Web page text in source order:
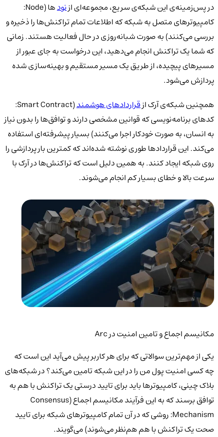
در پس‌زمینه‌ی این شبکه‌ی سریع، مجموعه‌ای ازنود
ها (Node:
کامپیوترهای متصل به شبکه که اطلاعات تمام تراکنش‌ها را ذخیره و
بررسی می‌کنند) به صورت شبانه‌روزی در حال فعالیت هستند. زمانی
که شما یک تراکنش انجام می‌دهید، این درخواست به جای عبور از
مسیرهای پیچیده، از طریق یک مسیر مستقیم و بهینه‌سازی شده
پردازش می‌شود.
همچنین شبکه‌ی آرک ازقراردادهای هوشمند
(Smart Contract:
کدهای برنامه‌نویسی که قوانین مشخصی دارند و توافق‌ها را بدون نیاز
به انسان، به صورت خودکار اجرا می‌کنند) بسیار پیشرفته‌ای استفاده
می‌کند. این قراردادها طوری نوشته شده‌اند که کمترین بار پردازشی را
روی شبکه ایجاد کنند. به همین دلیل است که تراکنش‌ها در آرک با
سرعت بالا و خطای بسیار کم انجام می‌شوند.
مکانیسم اجماع و تامین امنیت در Arc
یکی از مهم‌ترین سوالاتی که برای هر کاربر پیش می‌آید این است که
چه کسی امنیت پول من را در این شبکه تامین می‌کند؟ در شبکه‌های
بلاک چینی، کامپیوترها باید برای تایید درستی یک تراکنش با هم به
توافق برسند که به این فرآیند مکانیسم اجماع (Consensus
Mechanism: روشی که در آن تمام کامپیوترهای شبکه برای تایید
صحت یک تراکنش با هم هم‌نظر می‌شوند) می‌گویند.